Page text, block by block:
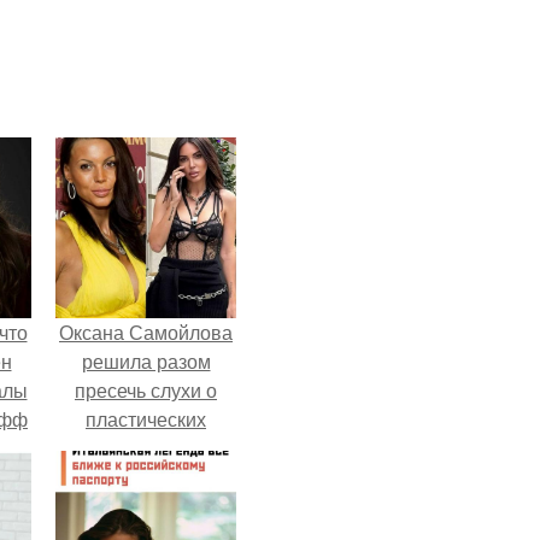
Оксана Самойлова
решила разом
пресечь слухи о
пластических
операциях и
публично
прояснила